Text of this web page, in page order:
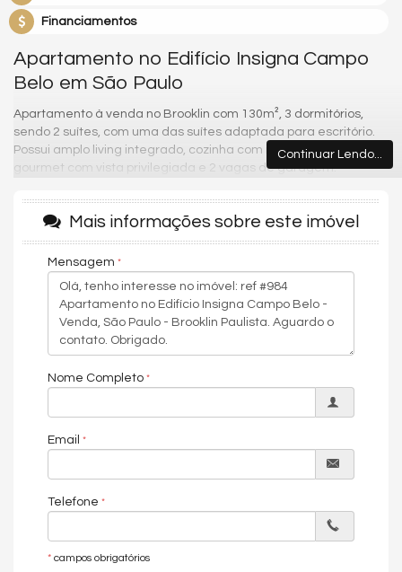
Financiamentos
Apartamento no Edifício Insigna Campo
Belo em São Paulo
Apartamento à venda no Brooklin com 130m², 3 dormitórios,
sendo 2 suítes, com uma das suítes adaptada para escritório.
Possui amplo living integrado, cozinha com ilha, varanda
gourmet com vista privilegiada e 2 vagas de garagem.
estar, com portaria 24 horas, academia, piscina, quadra
esportiva, salão de festas, churrasqueira, playground, sauna,
segurança e qualidade de vida para toda a família.
A localização é um dos grandes destaques, com fácil acesso
às estações Campo Belo e Eucaliptos, ao Shopping Ibirapuera,
além de diversas opções de lazer, gastronomia, bem-estar e
serviços, proporcionando praticidade e comodidade para o dia
Piso de Madeira
TV a Cabo
Área de Serviço
Home Office
Sacada com Churrasqueira
Sala de Estar
Continuar Lendo...
Mais informações sobre este imóvel
Mensagem
Nome Completo
Email
Telefone
* campos obrigatórios